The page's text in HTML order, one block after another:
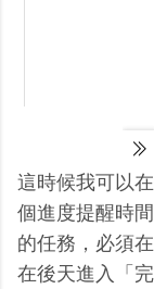
這時候我可以
個進度提醒時
的任務，必須
在後天進入「